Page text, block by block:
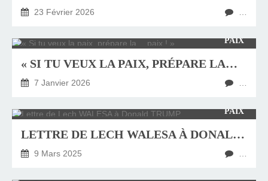
23 Février 2026
PAIX
« SI TU VEUX LA PAIX, PRÉPARE LA… PAIX ! »
7 Janvier 2026
PAIX
LETTRE DE LECH WALESA À DONALD TRUMP
9 Mars 2025